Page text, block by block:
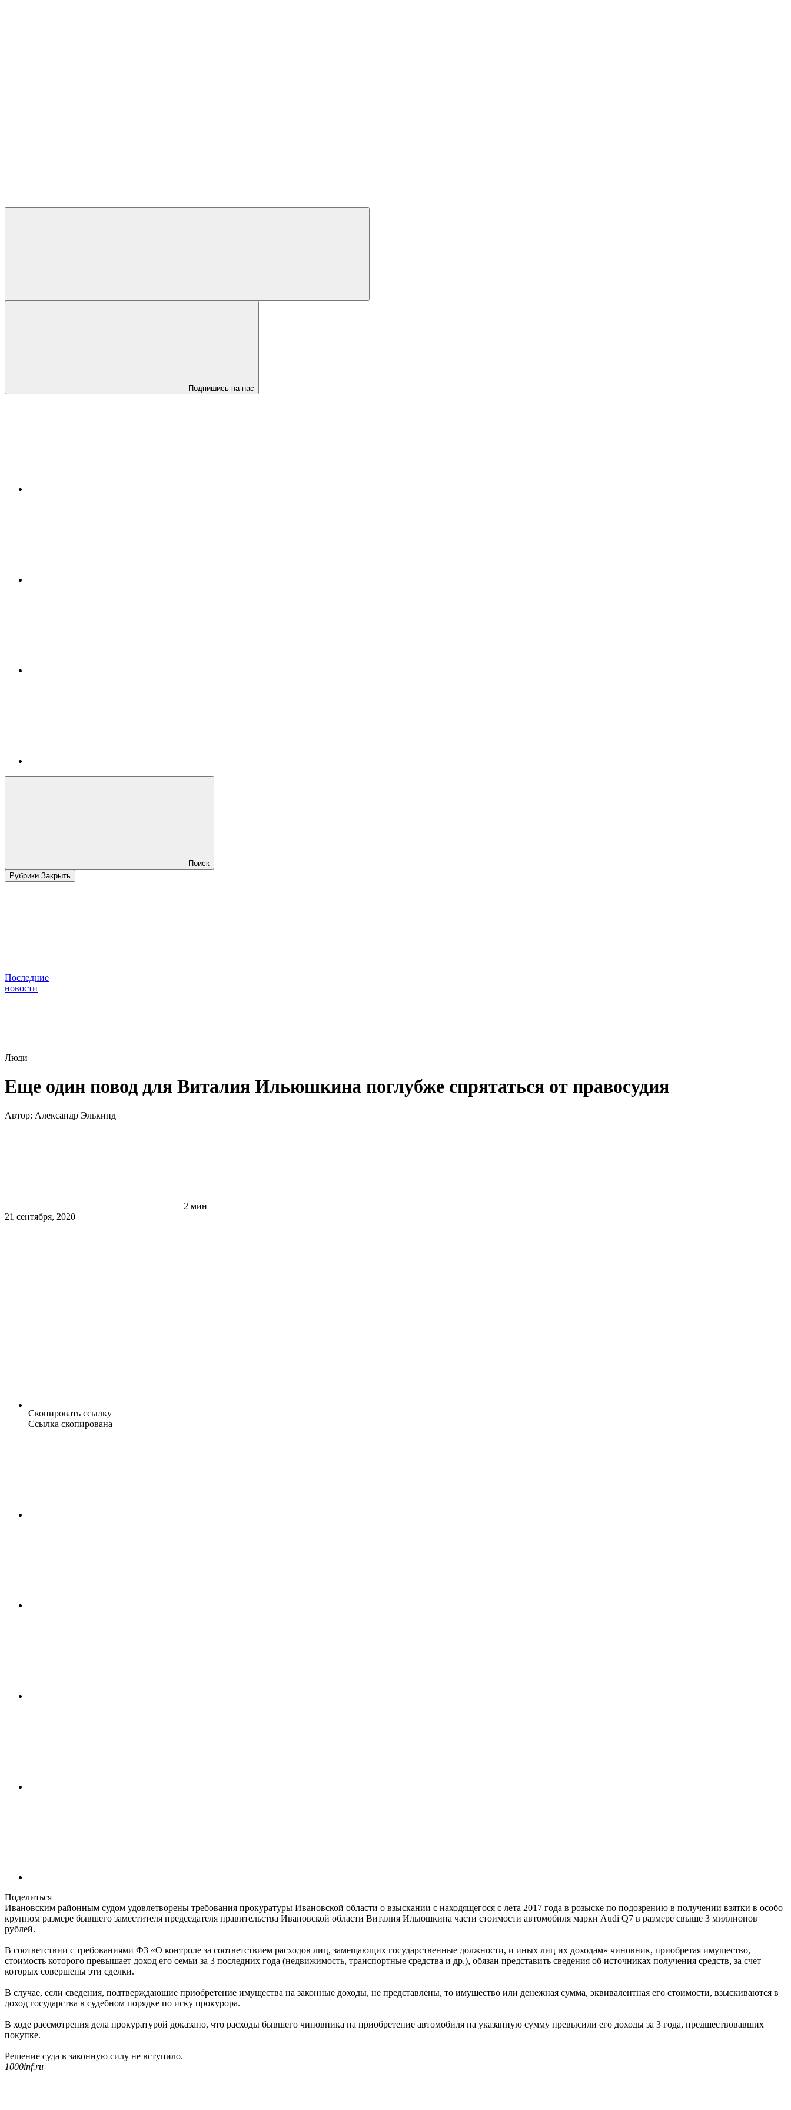
Подпишись на нас
Поиск
Рубрики Закрыть
Последние
новости
Люди
Еще один повод для Виталия Ильюшкина поглубже спрятаться от правосудия
Автор: Александр Элькинд
2 мин
21 сентября, 2020
Скопировать ссылку
Ссылка скопирована
Поделиться
Ивановским районным судом удовлетворены требования прокуратуры Ивановской области о взыскании с находящегося с лета 2017 года в розыске по подозрению в получении взятки в особо
крупном размере бывшего заместителя председателя правительства Ивановской области Виталия Ильюшкина части стоимости автомобиля марки Audi Q7 в размере свыше 3 миллионов
рублей.
В соответствии с требованиями ФЗ «О контроле за соответствием расходов лиц, замещающих государственные должности, и иных лиц их доходам» чиновник, приобретая имущество,
стоимость которого превышает доход его семьи за 3 последних года (недвижимость, транспортные средства и др.), обязан представить сведения об источниках получения средств, за счет
которых совершены эти сделки.
В случае, если сведения, подтверждающие приобретение имущества на законные доходы, не представлены, то имущество или денежная сумма, эквивалентная его стоимости, взыскиваются в
доход государства в судебном порядке по иску прокурора.
В ходе рассмотрения дела прокуратурой доказано, что расходы бывшего чиновника на приобретение автомобиля на указанную сумму превысили его доходы за 3 года, предшествовавших
покупке.
Решение суда в законную силу не вступило.
1000inf.ru